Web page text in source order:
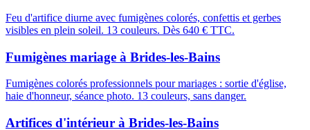
Feu d'artifice diurne avec fumigènes colorés, confettis et gerbes
visibles en plein soleil. 13 couleurs. Dès 640 € TTC.
Fumigènes mariage à Brides-les-Bains
Fumigènes colorés professionnels pour mariages : sortie d'église,
haie d'honneur, séance photo. 13 couleurs, sans danger.
Artifices d'intérieur à Brides-les-Bains